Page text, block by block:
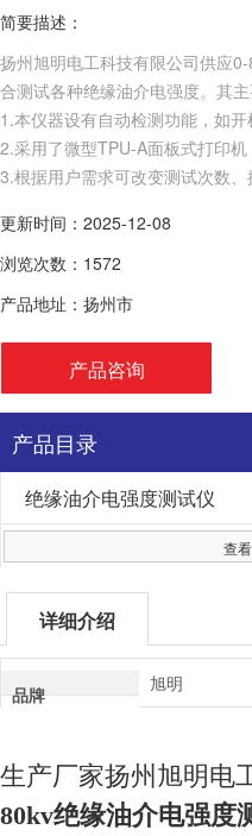
简要描述：
扬州旭明电工科技有限公司供应
合测试各种绝缘油介电强度。其主
1.本仪器设有自动检测功能，如
2.采用了微型TPU-A面板式打印机
3.根据用户需求可改变测试次数
4.本仪器采用全自动磁振子搅拌，
更新时间：2025-12-08
浏览次数：1572
产品地址：扬州市
产品咨询
产品目录
绝缘油介电强度测试仪
查
详细介绍
品牌 旭明
生产厂家扬州旭明电
80kv绝缘油介电强度